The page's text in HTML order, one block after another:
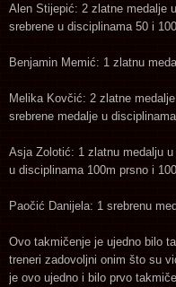
Alen Stijepić: 2 zlatne medalje
srebrene u disciplinama 50 i
Benjamin Memić: 1 zlatnu
Melika Kovčić: 2 zlatne
srebrene medalje u
Asja Zolotić: 1 zlatnu medalju
u disciplinama 100m prsno i
Paočić Danijela: 1 srebrenu
Ovo takmičenje je ujedno bilo
treneri zadovoljni onim što su
je ovo ujedno i bilo prvo